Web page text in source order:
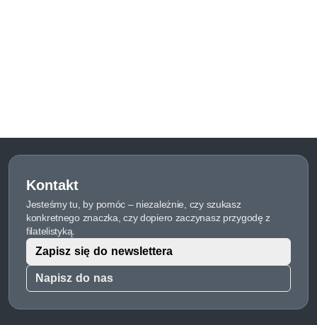
Kontakt
Jesteśmy tu, by pomóc – niezależnie, czy szukasz
konkretnego znaczka, czy dopiero zaczynasz przygodę z
filatelistyką.
Napisz do nas
Zapisz się do newslettera